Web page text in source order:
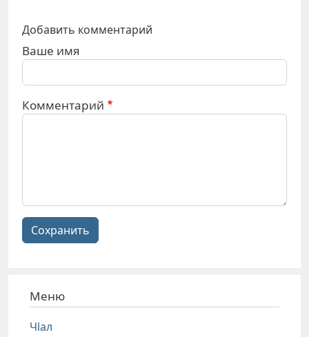
Добавить комментарий
Ваше имя
Комментарий
Сохранить
Меню
Чlал